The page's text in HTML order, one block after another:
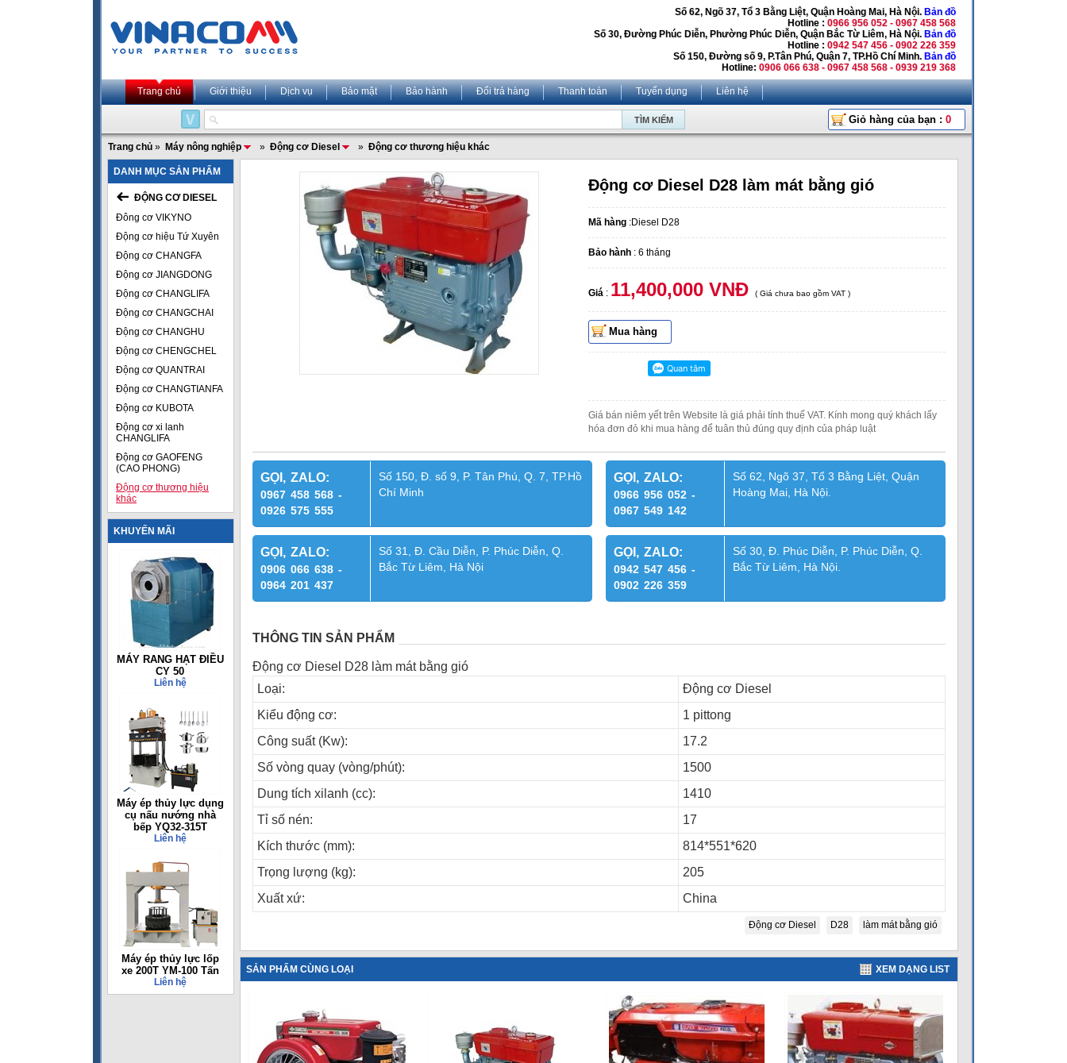
Số 62, Ngõ 37, Tổ 3 Bằng Liệt, Quận Hoàng Mai, Hà Nội. Bản đồ
Hotline : 0966 956 052 - 0967 458 568
Số 30, Đường Phúc Diễn, Phường Phúc Diễn, Quận Bắc Từ Liêm, Hà Nội. Bản đồ
Hotline : 0942 547 456 - 0902 226 359
Số 150, Đường số 9, P.Tân Phú, Quận 7, TP.Hồ Chí Minh. Bản đồ
Hotline: 0906 066 638 - 0967 458 568 - 0939 219 368
Trang chủ Giới thiệu Dịch vụ Bảo mật Bảo hành Đổi trả hàng Thanh toán Tuyển dụng Liên hệ
Giỏ hàng của bạn : 0
Trang chủ » Máy nông nghiệp » Động cơ Diesel » Động cơ thương hiệu khác
DANH MỤC SẢN PHẨM
ĐỘNG CƠ DIESEL
Đông cơ VIKYNO
Động cơ hiệu Tứ Xuyên
Động cơ CHANGFA
Động cơ JIANGDONG
Động cơ CHANGLIFA
Động cơ CHANGCHAI
Động cơ CHANGHU
Động cơ CHENGCHEL
Động cơ QUANTRAI
Động cơ CHANGTIANFA
Động cơ KUBOTA
Động cơ xi lanh
CHANGLIFA
Động cơ GAOFENG
(CAO PHONG)
Động cơ thương hiệu
khác
KHUYẾN MÃI
MÁY RANG HẠT ĐIỀU
CY 50
Liên hệ
Máy ép thủy lực dụng
cụ nấu nướng nhà
bếp YQ32-315T
Liên hệ
Máy ép thủy lực lốp
xe 200T YM-100 Tấn
Liên hệ
Động cơ Diesel D28 làm mát bằng gió
Mã hàng :Diesel D28
Bảo hành : 6 tháng
Giá : 11,400,000 VNĐ ( Giá chưa bao gồm VAT )
Mua hàng
Giá bán niêm yết trên Website là giá phải tính thuế VAT. Kính mong quý khách lấy
hóa đơn đỏ khi mua hàng để tuân thủ đúng quy định của pháp luật
GỌI, ZALO:
0967 458 568 -
0926 575 555
Số 150, Đ. số 9, P. Tân Phú, Q. 7, TP.Hồ
Chí Minh
GỌI, ZALO:
0966 956 052 -
0967 549 142
Số 62, Ngõ 37, Tổ 3 Bằng Liệt, Quận
Hoàng Mai, Hà Nội.
GỌI, ZALO:
0906 066 638 -
0964 201 437
Số 31, Đ. Cầu Diễn, P. Phúc Diễn, Q.
Bắc Từ Liêm, Hà Nội
GỌI, ZALO:
0942 547 456 -
0902 226 359
Số 30, Đ. Phúc Diễn, P. Phúc Diễn, Q.
Bắc Từ Liêm, Hà Nội.
THÔNG TIN SẢN PHẨM
Động cơ Diesel D28 làm mát bằng gió
Loại:
Động cơ Diesel
Kiểu động cơ:
1 pittong
Công suất (Kw):
17.2
Số vòng quay (vòng/phút):
1500
Dung tích xilanh (cc):
1410
Tỉ số nén:
17
Kích thước (mm):
814*551*620
Trọng lượng (kg):
205
Xuất xứ:
China
Động cơ Diesel D28 làm mát bằng gió
SẢN PHẨM CÙNG LOẠI XEM DẠNG LIST